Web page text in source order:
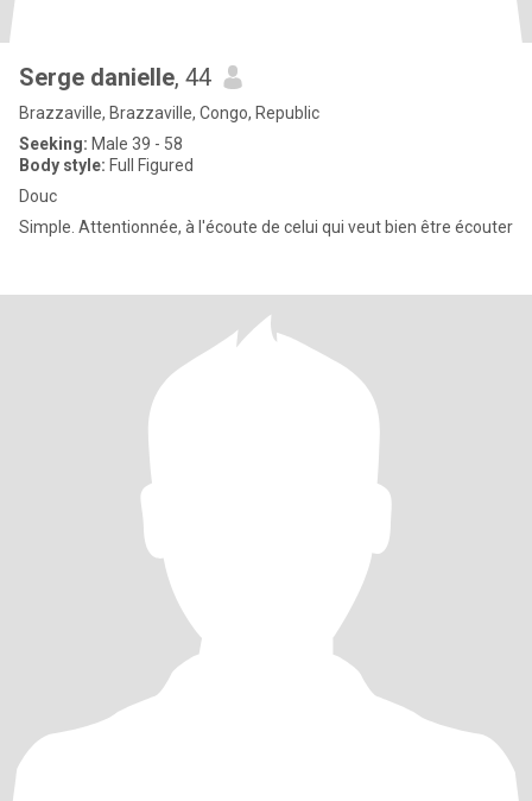
Serge danielle, 44
Brazzaville, Brazzaville, Congo, Republic
Seeking: Male 39 - 58
Body style: Full Figured
Douc
Simple. Attentionnée, à l'écoute de celui qui veut bien être écouter